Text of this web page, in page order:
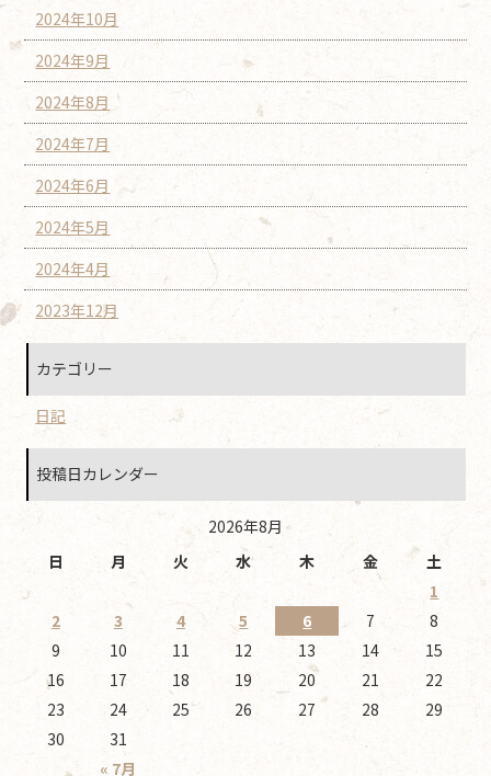
2024年10月
2024年9月
2024年8月
2024年7月
2024年6月
2024年5月
2024年4月
2023年12月
カテゴリー
日記
投稿日カレンダー
2026年8月
日
月 火 水 木 金 土
« 7月
1
2
3 4 5 6 7
8
9
10 11 12 13 14
15
16
17 18 19 20 21
22
23
24 25 26 27 28
29
30
31